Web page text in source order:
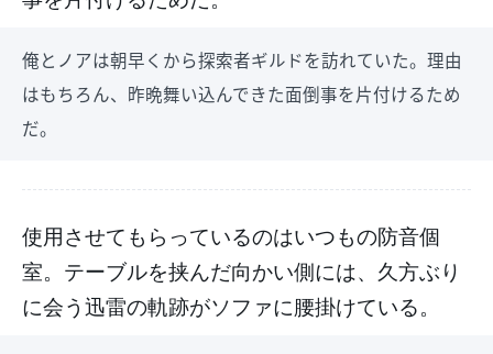
俺とノアは朝早くから探索者ギルドを訪れていた。理由
はもちろん、昨晩舞い込んできた面倒事を片付けるため
だ。
使用させてもらっているのはいつもの防音個
室。テーブルを挟んだ向かい側には、久方ぶり
に会う迅雷の軌跡がソファに腰掛けている。